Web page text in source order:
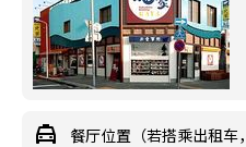
餐厅位置（若搭乘出租车